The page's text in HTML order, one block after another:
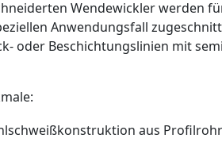
Wendewickler werden
Anwendungsfall
oder Beschichtungslinien mit
aus